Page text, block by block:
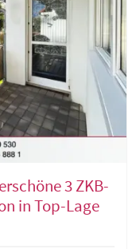
3 ZKB-
in Top-Lage